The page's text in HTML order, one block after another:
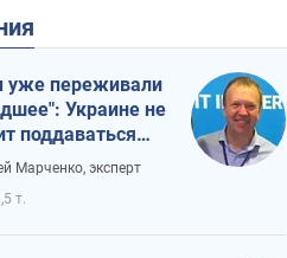
переживали
Украине не
поддаваться
из-за
Марченко, эксперт
т.